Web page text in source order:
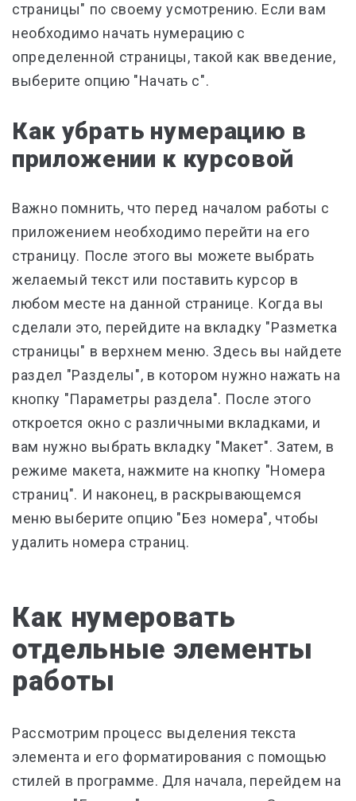
страницы" по своему усмотрению. Если вам
необходимо начать нумерацию с
определенной страницы, такой как введение,
выберите опцию "Начать с".
Как убрать нумерацию в
приложении к курсовой
Важно помнить, что перед началом работы с
приложением необходимо перейти на его
страницу. После этого вы можете выбрать
желаемый текст или поставить курсор в
любом месте на данной странице. Когда вы
сделали это, перейдите на вкладку "Разметка
страницы" в верхнем меню. Здесь вы найдете
раздел "Разделы", в котором нужно нажать на
кнопку "Параметры раздела". После этого
откроется окно с различными вкладками, и
вам нужно выбрать вкладку "Макет". Затем, в
режиме макета, нажмите на кнопку "Номера
страниц". И наконец, в раскрывающемся
меню выберите опцию "Без номера", чтобы
удалить номера страниц.
Как нумеровать
отдельные элементы
работы
Рассмотрим процесс выделения текста
элемента и его форматирования с помощью
стилей в программе. Для начала, перейдем на